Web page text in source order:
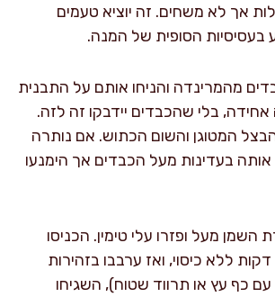
אך לא משחים. זה יוציא טעמים
בעסיסיות הסופית של המנה.
מהמרינדה והניחו אותם על התבנית
בלי שהכבדים יידבקו זה לזה.
המטוגן והשום הכתוש. אם נותרה
בעדינות מעל הכבדים אך הימנעו
השמן מעל ופזרו עלי טימין. הכניסו
לתנור ואפו 15 דקות ללא כיסוי, ואז ערבבו בזהירות
כף עץ או תרווד שטוח), השגיחו